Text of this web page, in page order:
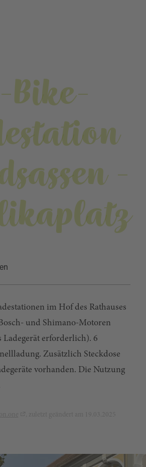
Bike-
-
im Hof des Rathauses
und Shimano-Motoren
Ladegerät erforderlich). 6
Zusätzlich Steckdose
vorhanden. Die Nutzung